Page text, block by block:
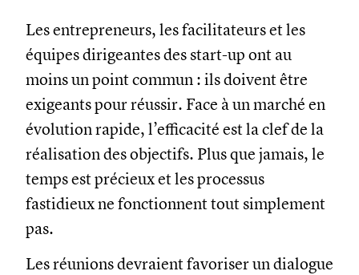
Les entrepreneurs, les facilitateurs et les
équipes dirigeantes des start-up ont au
moins un point commun : ils doivent être
exigeants pour réussir. Face à un marché en
évolution rapide, l’efficacité est la clef de la
réalisation des objectifs. Plus que jamais, le
temps est précieux et les processus
fastidieux ne fonctionnent tout simplement
pas.
Les réunions devraient favoriser un dialogue